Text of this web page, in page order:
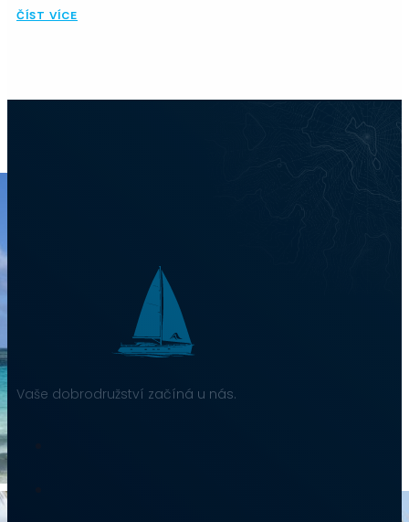
ČÍST VÍCE
Vaše dobrodružství začíná u nás.